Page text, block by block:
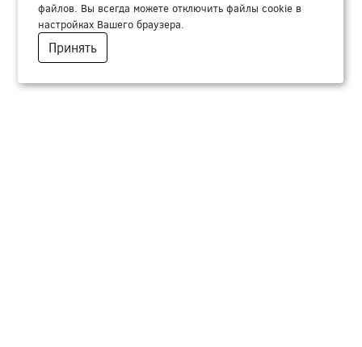
файлов. Вы всегда можете отключить файлы cookie в
настройках Вашего браузера.
Принять